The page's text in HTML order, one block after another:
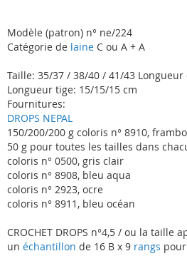
Modèle (patron) n° ne/224
Catégorie de laine C ou A + A
Taille: 35/37 / 38/40 / 41/43
Longueur tige: 15/15/15 cm
Fournitures:
DROPS NEPAL
150/200/200 g coloris n° 8910,
50 g pour toutes les tailles dans
coloris n° 0500, gris clair
coloris n° 8908, bleu aqua
coloris n° 2923, ocre
coloris n° 8911, bleu océan
CROCHET DROPS n°4,5 / ou la
un échantillon de 16 B x 9 rangs